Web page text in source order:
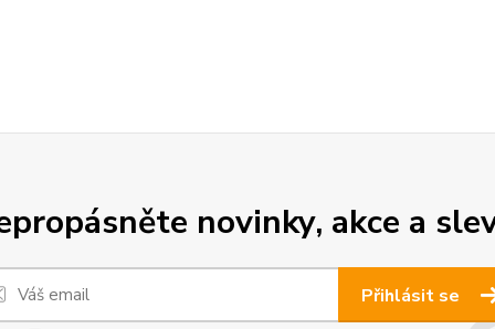
novinky, akce a
Přihlásit se